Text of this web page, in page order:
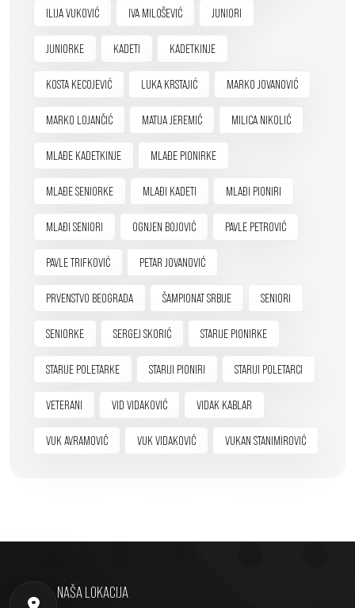
ILIJA VUKOVIĆ IVA MILOŠEVIĆ JUNIORI
JUNIORKE KADETI KADETKINJE
KOSTA KECOJEVIĆ LUKA KRSTAJIĆ MARKO JOVANOVIĆ
MARKO LOJANČIĆ MATIJA JEREMIĆ MILICA NIKOLIĆ
MLAĐE KADETKINJE MLAĐE PIONIRKE
MLAĐE SENIORKE MLAĐI KADETI MLAĐI PIONIRI
MLAĐI SENIORI OGNJEN BOJOVIĆ PAVLE PETROVIĆ
PAVLE TRIFKOVIĆ PETAR JOVANOVIĆ
PRVENSTVO BEOGRADA ŠAMPIONAT SRBIJE SENIORI
SENIORKE SERGEJ SKORIĆ STARIJE PIONIRKE
STARIJE POLETARKE STARIJI PIONIRI STARIJI POLETARCI
VETERANI VID VIDAKOVIĆ VIDAK KABLAR
VUK AVRAMOVIĆ VUK VIDAKOVIĆ VUKAN STANIMIROVIĆ
NAŠA LOKACIJA